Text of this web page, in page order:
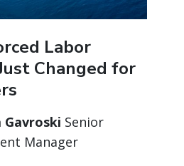
Labor
Changed for
Gavroski Senior
Manager